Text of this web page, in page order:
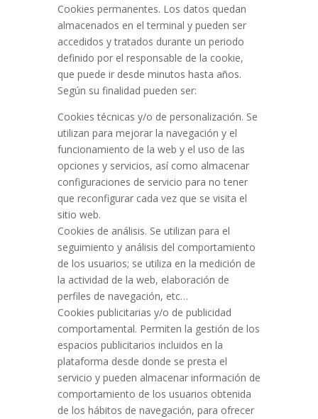
Cookies permanentes. Los datos quedan
almacenados en el terminal y pueden ser
accedidos y tratados durante un periodo
definido por el responsable de la cookie,
que puede ir desde minutos hasta años.
Según su finalidad pueden ser:
Cookies técnicas y/o de personalización. Se
utilizan para mejorar la navegación y el
funcionamiento de la web y el uso de las
opciones y servicios, así como almacenar
configuraciones de servicio para no tener
que reconfigurar cada vez que se visita el
sitio web.
Cookies de análisis. Se utilizan para el
seguimiento y análisis del comportamiento
de los usuarios; se utiliza en la medición de
la actividad de la web, elaboración de
perfiles de navegación, etc…
Cookies publicitarias y/o de publicidad
comportamental. Permiten la gestión de los
espacios publicitarios incluidos en la
plataforma desde donde se presta el
servicio y pueden almacenar información de
comportamiento de los usuarios obtenida
de los hábitos de navegación, para ofrecer